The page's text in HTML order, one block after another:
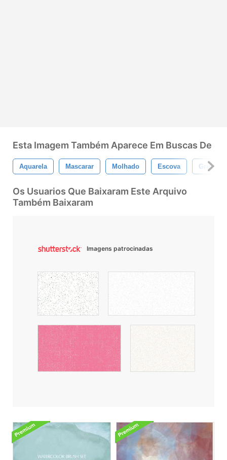
Esta Imagem Também Aparece Em Buscas De
Aquarela Mascarar Molhado Escova Grunge
Os Usuarios Que Baixaram Este Arquivo
Também Baixaram
Imagens patrocinadas